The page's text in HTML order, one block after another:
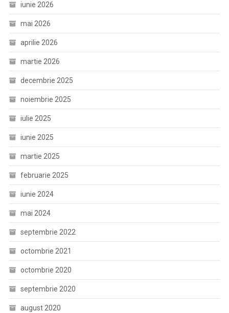
iunie 2026
mai 2026
aprilie 2026
martie 2026
decembrie 2025
noiembrie 2025
iulie 2025
iunie 2025
martie 2025
februarie 2025
iunie 2024
mai 2024
septembrie 2022
octombrie 2021
octombrie 2020
septembrie 2020
august 2020